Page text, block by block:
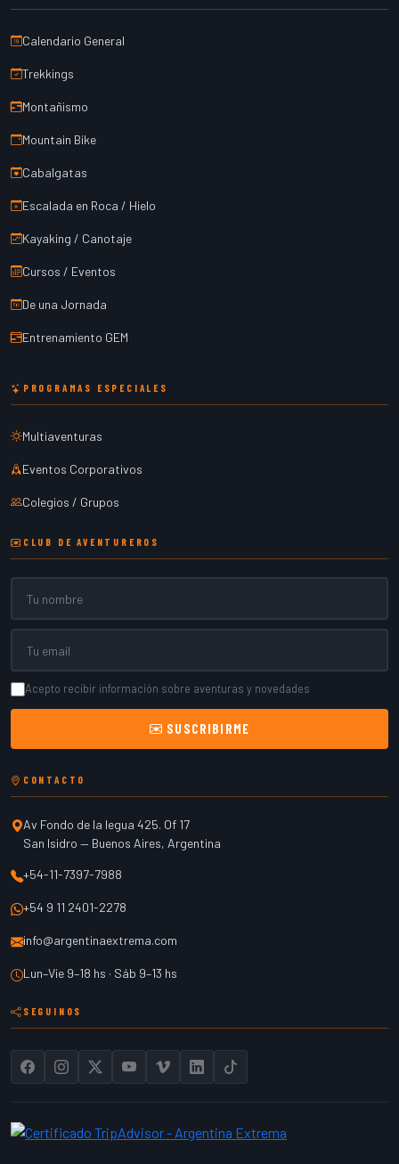
Calendario General
Trekkings
Montañismo
Mountain Bike
Cabalgatas
Escalada en Roca / Hielo
Kayaking / Canotaje
Cursos / Eventos
De una Jornada
Entrenamiento GEM
PROGRAMAS ESPECIALES
Multiaventuras
Eventos Corporativos
Colegios / Grupos
CLUB DE AVENTUREROS
Acepto recibir información sobre aventuras y novedades
SUSCRIBIRME
CONTACTO
Av Fondo de la legua 425. Of 17
San Isidro — Buenos Aires, Argentina
+54-11-7397-7988
+54 9 11 2401-2278
info@argentinaextrema.com
Lun–Vie 9–18 hs · Sáb 9–13 hs
SEGUINOS